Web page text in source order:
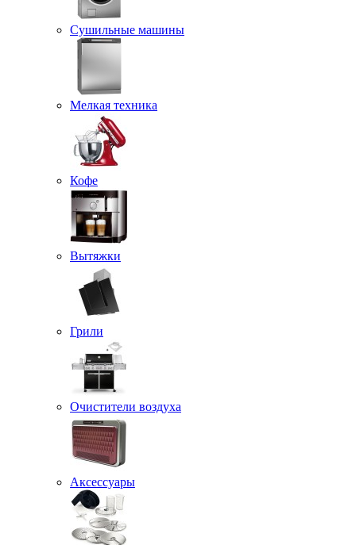
Сушильные машины
Мелкая техника
Кофе
Вытяжки
Грили
Очистители воздуха
Аксессуары